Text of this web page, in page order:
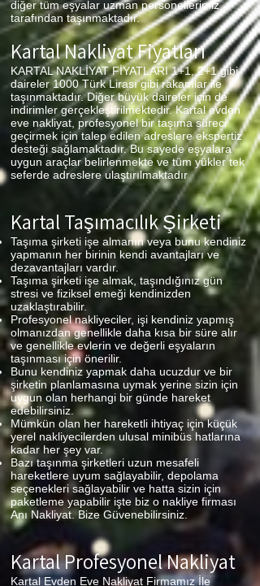
diğer tüm eşyalar uzman personellerimiz
tarafından taşınmaktadır.
KartalNakliyat Fiyatları
KARTAL NAKLİYAT FİYATLARI 1+1, 2+1 gibi
daireler 1000 Türk Lirası gibi rakamlar ile
taşınmaktadır. Diğer büyük daireler için de
indirimler gerçekleştirilmektedir. Kartal evden
eve nakliyat, profesyonel bir taşıma süreci
geçirmek için talep edilen adreslere ekspertiz
desteği sağlamaktadır. Bu sayede eşyalara
uygun araçlar belirlenmekte ve tüm yükler tek
seferde adreslere ulaştırılmaktadır
Kartal Taşımacılık Şirketi
Taşıma şirketi işe almanın veya bunu kendiniz
yapmanın her birinin kendi avantajları ve
dezavantajları vardır.
Taşıma şirketi işe almak, taşındığınız gün
stresi ve fiziksel emeği kendinizden
uzaklaştırabilir.
Profesyonel nakliyeciler, işi kendiniz yapmış
olmanızdan genellikle daha kısa bir süre alır
ve genellikle evlerin ve değerli eşyaların
taşınması için önerilir.
Bunu kendiniz yapmak daha ucuzdur ve bir
şirketin planlamasına uymak yerine sizin için
uygun olan herhangi bir günde hareket
edebilirsiniz.
Mümkün olan her hareketli ihtiyaç için küçük
yerel nakliyecilerden ulusal minibüs hatlarına
kadar her şey var.
Bazı taşınma şirketleri uzun mesafeli
hareketlere uyum sağlayabilir, depolama
seçenekleri sağlayabilir ve hatta sizin için
paketleme yapabilir işte biz o nakliye firması
Anı Nakliyat. Bize Güvenebilirsiniz.
KartalProfesyonel Nakliyat
Kartal Evden Eve Nakliyat Firmamız İle